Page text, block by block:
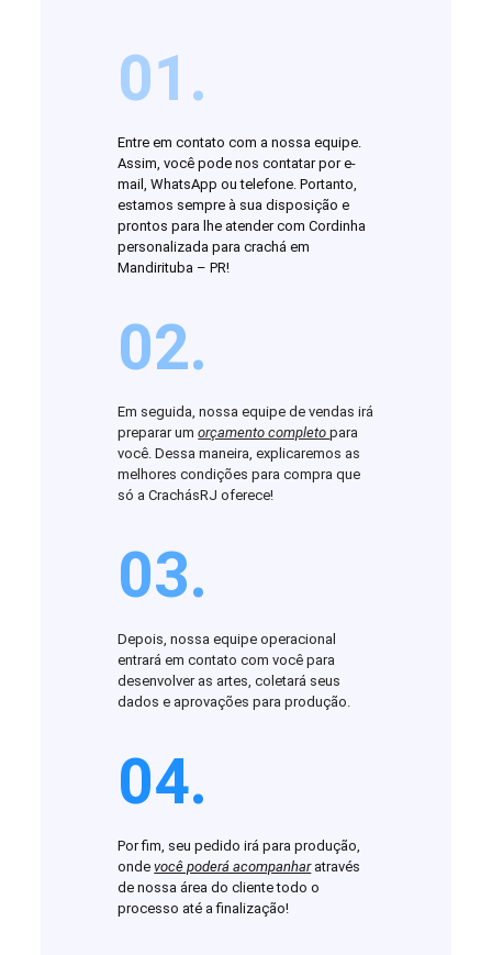
01.
Entre em contato com a nossa equipe.
Assim, você pode nos contatar por e-
mail, WhatsApp ou telefone. Portanto,
estamos sempre à sua disposição e
prontos para lhe atender com Cordinha
personalizada para crachá em
Mandirituba – PR!
02.
Em seguida, nossa equipe de vendas irá
preparar umorçamento completopara
você. Dessa maneira, explicaremos as
melhores condições para compra que
só a CrachásRJ oferece!
03.
Depois, nossa equipe operacional
entrará em contato com você para
desenvolver as artes, coletará seus
dados e aprovações para produção.
04.
Por fim, seu pedido irá para produção,
ondevocê poderá acompanharatravés
de nossa área do cliente todo o
processo até a finalização!